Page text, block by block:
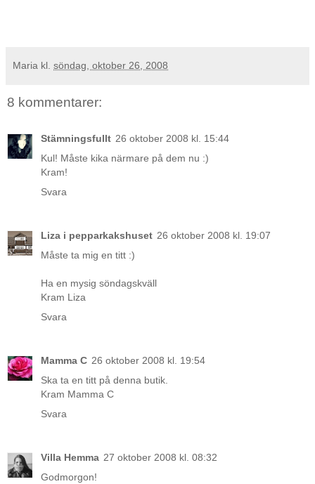
Maria kl. söndag, oktober 26, 2008
8 kommentarer:
Stämningsfullt 26 oktober 2008 kl. 15:44
Kul! Måste kika närmare på dem nu :)
Kram!
Svara
Liza i pepparkakshuset 26 oktober 2008 kl. 19:07
Måste ta mig en titt :)
Ha en mysig söndagskväll
Kram Liza
Svara
Mamma C 26 oktober 2008 kl. 19:54
Ska ta en titt på denna butik.
Kram Mamma C
Svara
Villa Hemma 27 oktober 2008 kl. 08:32
Godmorgon!